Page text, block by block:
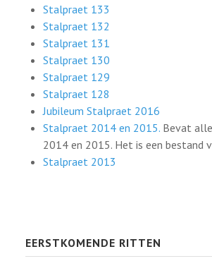
Stalpraet 133
Stalpraet 132
Stalpraet 131
Stalpraet 130
Stalpraet 129
Stalpraet 128
Jubileum Stalpraet 2016
Stalpraet 2014 en 2015. Bevat
2014 en 2015. Het is een bestand
Stalpraet 2013
EERSTKOMENDE RITTEN